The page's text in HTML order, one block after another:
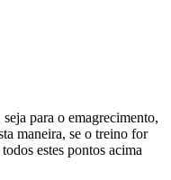
para o emagrecimento,
maneira, se o treino for
estes pontos acima